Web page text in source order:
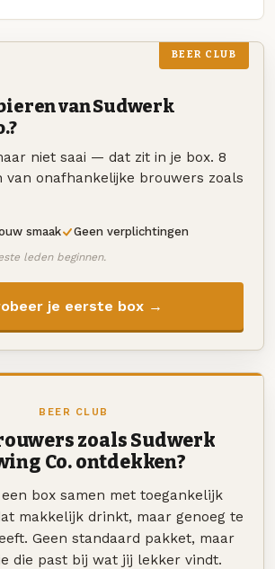
BEER CLUB
van Sudwerk
niet saai — dat zit in je box. 8
van onafhankelijke brouwers zoals
smaak Geen verplichtingen
leden beginnen.
je eerste box →
BEER CLUB
zoals Sudwerk
Co. ontdekken?
box samen met toegankelijk
makkelijk drinkt, maar genoeg te
Geen standaard pakket, maar
die past bij wat jij lekker vindt.